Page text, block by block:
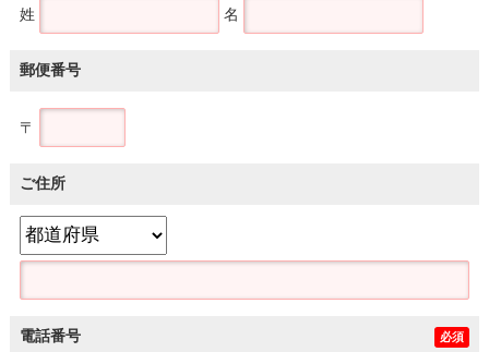
姓 名
郵便番号
〒
ご住所
電話番号 必須